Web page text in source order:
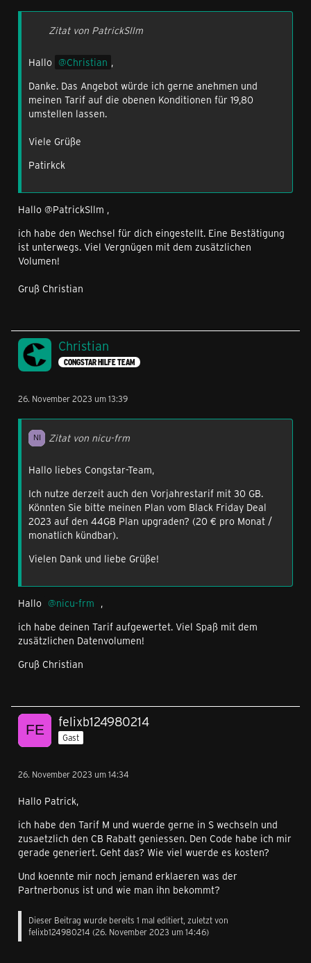
Zitat von PatrickSllm
Hallo Christian ,
Danke. Das Angebot würde ich gerne anehmen und
meinen Tarif auf die obenen Konditionen für 19,80
umstellen lassen.
Viele Grüße
Patirkck
Hallo @PatrickSllm ,
ich habe den Wechsel für dich eingestellt. Eine Bestätigung
ist unterwegs. Viel Vergnügen mit dem zusätzlichen
Volumen!
Gruß Christian
Christian
CONGSTAR HILFE TEAM
26. November 2023 um 13:39
Zitat von nicu-frm
Hallo liebes Congstar-Team,
Ich nutze derzeit auch den Vorjahrestarif mit 30 GB.
Könnten Sie bitte meinen Plan vom Black Friday Deal
2023 auf den 44GB Plan upgraden? (20 € pro Monat /
monatlich kündbar).
Vielen Dank und liebe Grüße!
Hallo nicu-frm ,
ich habe deinen Tarif aufgewertet. Viel Spaß mit dem
zusätzlichen Datenvolumen!
Gruß Christian
felixb124980214
Gast
26. November 2023 um 14:34
Hallo Patrick,
ich habe den Tarif M und wuerde gerne in S wechseln und
zusaetzlich den CB Rabatt geniessen. Den Code habe ich mir
gerade generiert. Geht das? Wie viel wuerde es kosten?
Und koennte mir noch jemand erklaeren was der
Partnerbonus ist und wie man ihn bekommt?
Dieser Beitrag wurde bereits 1 mal editiert, zuletzt von
felixb124980214 (26. November 2023 um 14:46)